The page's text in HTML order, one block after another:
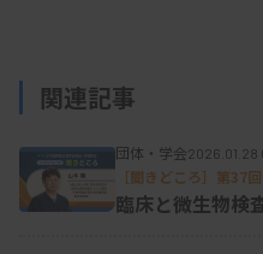
関連記事
団体・学会2026.01.28
［聞きどころ］第37
集
臨床と微生物検